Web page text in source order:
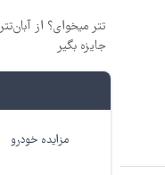
جایزه بگیر
مزایده خودرو